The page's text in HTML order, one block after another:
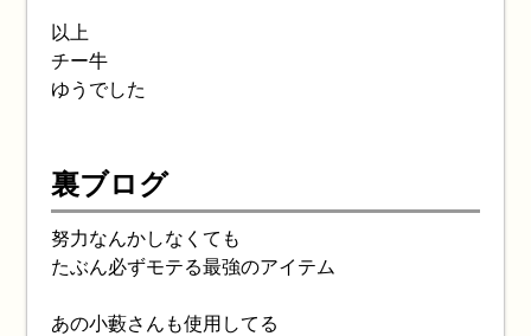
以上
チー牛
ゆうでした
裏ブログ
努力なんかしなくても
たぶん必ずモテる最強のアイテム
あの小藪さんも使用してる